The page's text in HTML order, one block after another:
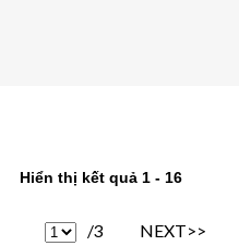
Hiển thị kết quả 1 - 16
/3 NEXT>>